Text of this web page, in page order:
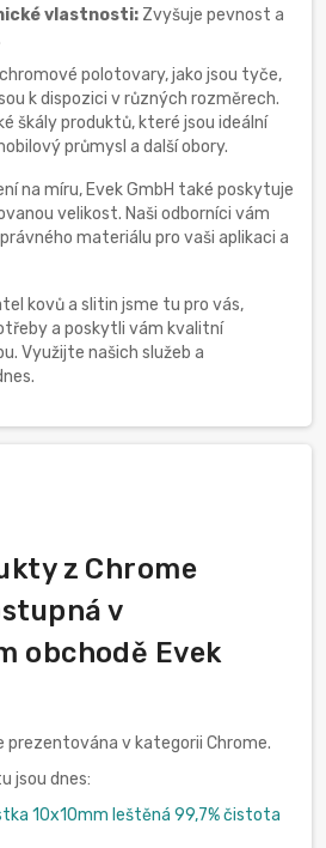
vlastnosti: Zvyšuje pevnost a
polotovary, jako jsou tyče,
k dispozici v různých rozměrech.
škály produktů, které jsou ideální
průmysl a další obory.
na míru, Evek GmbH také poskytuje
velikost. Naši odborníci vám
materiálu pro vaši aplikaci a
kovů a slitin jsme tu pro vás,
a poskytli vám kvalitní
Využijte našich služeb a
z Chrome
v
obchodě Evek
prezentována v kategorii Chrome.
jsou dnes:
10x10mm leštěná 99,7% čistota